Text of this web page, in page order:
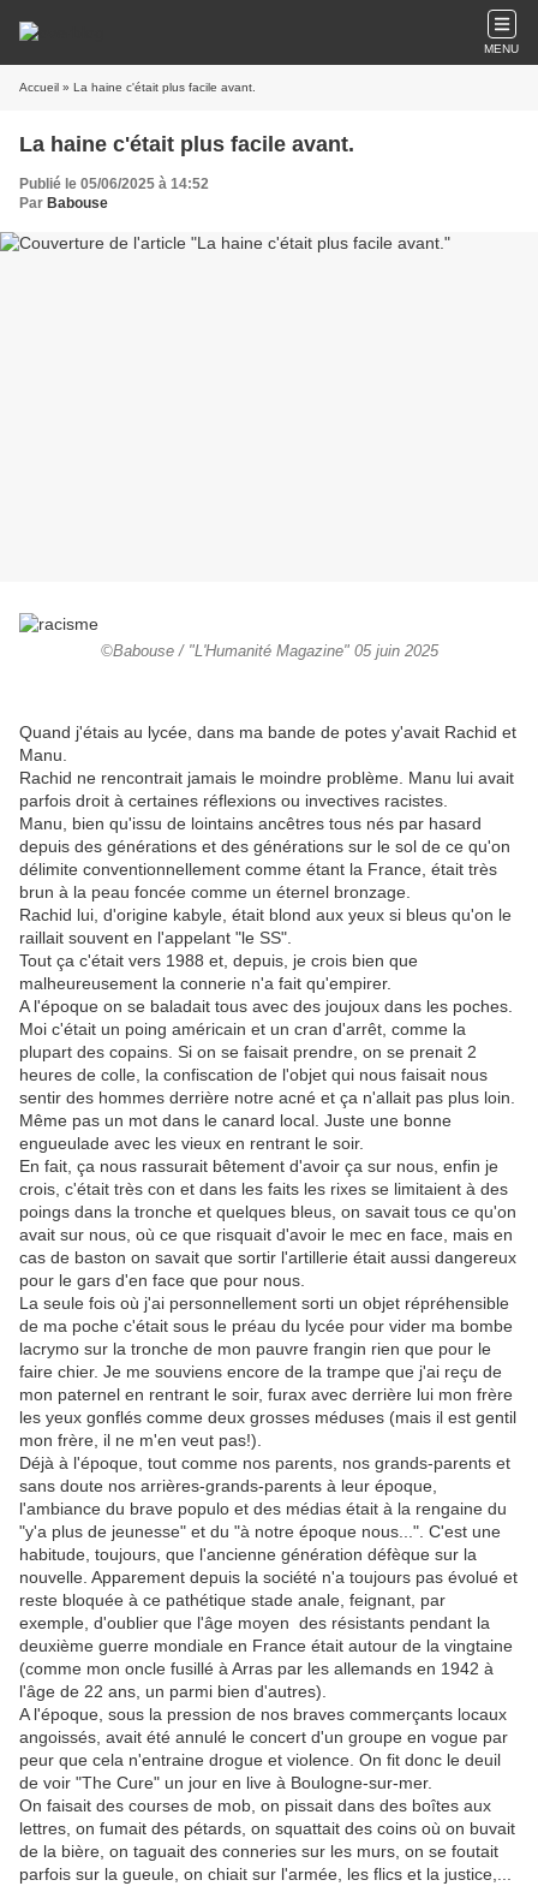
MENU
Accueil » La haine c'était plus facile avant.
La haine c'était plus facile avant.
Publié le 05/06/2025 à 14:52
Par Babouse
©Babouse / "L'Humanité Magazine" 05 juin 2025
Quand j'étais au lycée, dans ma bande de potes y'avait Rachid et
Manu.
Rachid ne rencontrait jamais le moindre problème. Manu lui avait
parfois droit à certaines réflexions ou invectives racistes.
Manu, bien qu'issu de lointains ancêtres tous nés par hasard
depuis des générations et des générations sur le sol de ce qu'on
délimite conventionnellement comme étant la France, était très
brun à la peau foncée comme un éternel bronzage.
Rachid lui, d'origine kabyle, était blond aux yeux si bleus qu'on le
raillait souvent en l'appelant "le SS".
Tout ça c'était vers 1988 et, depuis, je crois bien que
malheureusement la connerie n'a fait qu'empirer.
A l'époque on se baladait tous avec des joujoux dans les poches.
Moi c'était un poing américain et un cran d'arrêt, comme la
plupart des copains. Si on se faisait prendre, on se prenait 2
heures de colle, la confiscation de l'objet qui nous faisait nous
sentir des hommes derrière notre acné et ça n'allait pas plus loin.
Même pas un mot dans le canard local. Juste une bonne
engueulade avec les vieux en rentrant le soir.
En fait, ça nous rassurait bêtement d'avoir ça sur nous, enfin je
crois, c'était très con et dans les faits les rixes se limitaient à des
poings dans la tronche et quelques bleus, on savait tous ce qu'on
avait sur nous, où ce que risquait d'avoir le mec en face, mais en
cas de baston on savait que sortir l'artillerie était aussi dangereux
pour le gars d'en face que pour nous.
La seule fois où j'ai personnellement sorti un objet répréhensible
de ma poche c'était sous le préau du lycée pour vider ma bombe
lacrymo sur la tronche de mon pauvre frangin rien que pour le
faire chier. Je me souviens encore de la trampe que j'ai reçu de
mon paternel en rentrant le soir, furax avec derrière lui mon frère
les yeux gonflés comme deux grosses méduses (mais il est gentil
mon frère, il ne m'en veut pas!).
Déjà à l'époque, tout comme nos parents, nos grands-parents et
sans doute nos arrières-grands-parents à leur époque,
l'ambiance du brave populo et des médias était à la rengaine du
"y'a plus de jeunesse" et du "à notre époque nous...". C'est une
habitude, toujours, que l'ancienne génération défèque sur la
nouvelle. Apparement depuis la société n'a toujours pas évolué et
reste bloquée à ce pathétique stade anale, feignant, par
exemple, d'oublier que l'âge moyen des résistants pendant la
deuxième guerre mondiale en France était autour de la vingtaine
(comme mon oncle fusillé à Arras par les allemands en 1942 à
l'âge de 22 ans, un parmi bien d'autres).
A l'époque, sous la pression de nos braves commerçants locaux
angoissés, avait été annulé le concert d'un groupe en vogue par
peur que cela n'entraine drogue et violence. On fit donc le deuil
de voir "The Cure" un jour en live à Boulogne-sur-mer.
On faisait des courses de mob, on pissait dans des boîtes aux
lettres, on fumait des pétards, on squattait des coins où on buvait
de la bière, on taguait des conneries sur les murs, on se foutait
parfois sur la gueule, on chiait sur l'armée, les flics et la justice,...